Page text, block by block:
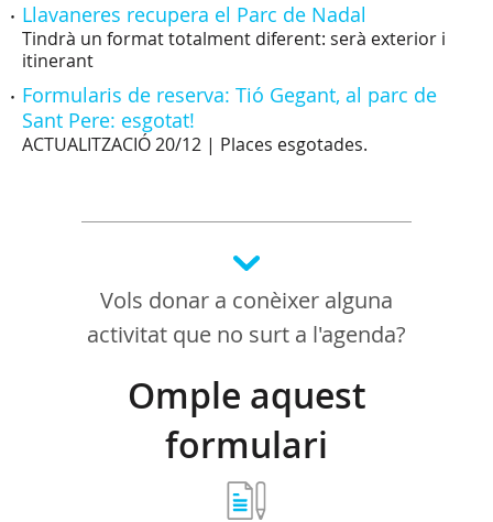
Llavaneres recupera el Parc de Nadal
Tindrà un format totalment diferent: serà exterior i
itinerant
Formularis de reserva: Tió Gegant, al parc de
Sant Pere: esgotat!
ACTUALITZACIÓ 20/12 | Places esgotades.
Vols donar a conèixer alguna
activitat que no surt a l'agenda?
Omple aquest
formulari